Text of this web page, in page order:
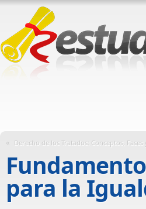
« Derecho de los Tratados: Conceptos,
para la